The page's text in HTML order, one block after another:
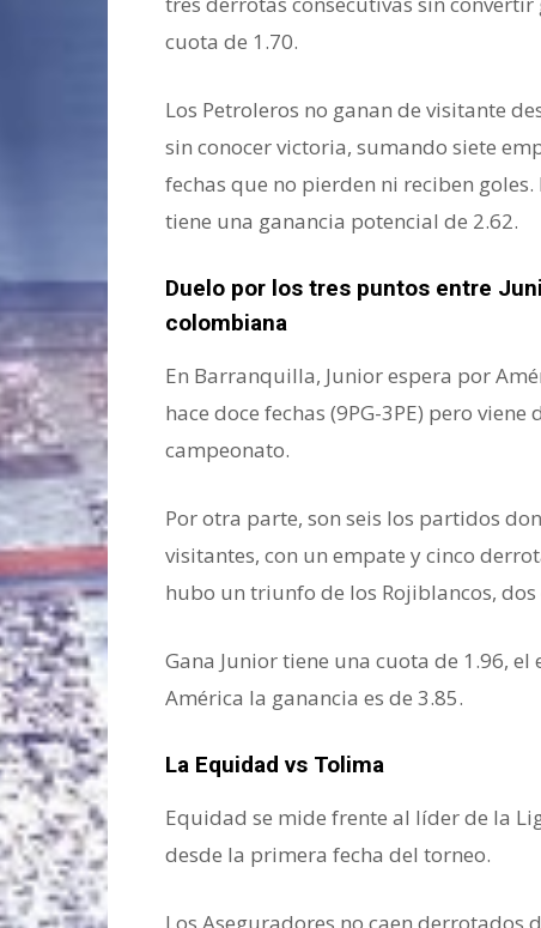
cuota de 1.70.
Los Petroleros no ganan de visitante
sin conocer victoria, sumando siete
fechas que no pierden ni reciben
tiene una ganancia potencial de 2.62.
Duelo por los tres puntos entre
colombiana
En Barranquilla, Junior espera por
hace doce fechas (9PG-3PE) pero
campeonato.
Por otra parte, son seis los partidos
visitantes, con un empate y cinco
hubo un triunfo de los Rojiblancos,
Gana Junior tiene una cuota de 1.96,
América la ganancia es de 3.85.
La Equidad vs Tolima
Equidad se mide frente al líder de la
desde la primera fecha del torneo.